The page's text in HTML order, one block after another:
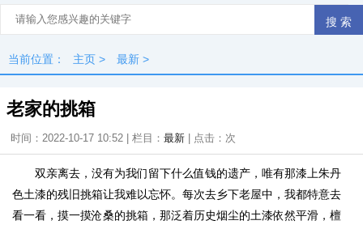
当前位置： 主页 > 最新 >
老家的挑箱
时间：2022-10-17 10:52 | 栏目： 最新 | 点击： 次
双亲离去，没有为我们留下什么值钱的遗产，唯有那漆上朱丹
色土漆的残旧挑箱让我难以忘怀。每次去乡下老屋中，我都特意去
看一看，摸一摸沧桑的挑箱，那泛着历史烟尘的土漆依然平滑，檀